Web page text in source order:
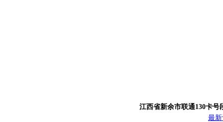
江西省新余市联通130卡号
最